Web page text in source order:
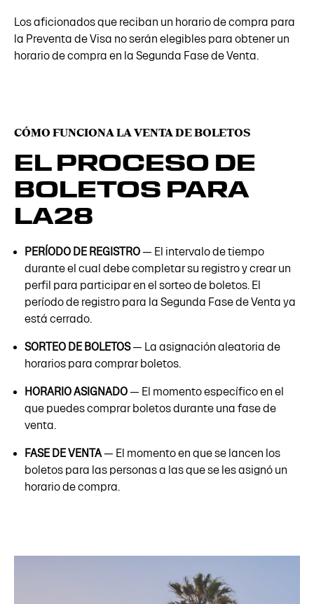
Los aficionados que reciban un horario de compra para
la Preventa de Visa no serán elegibles para obtener un
horario de compra en la Segunda Fase de Venta.
CÓMO FUNCIONA LA VENTA DE BOLETOS
EL PROCESO DE
BOLETOS PARA
LA28
PERÍODO DE REGISTRO— El intervalo de tiempo
durante el cual debe completar su registro y crear un
perfil para participar en el sorteo de boletos. El
período de registro para la Segunda Fase de Venta ya
está cerrado.
SORTEO DE BOLETOS— La asignación aleatoria de
horarios para comprar boletos.
HORARIO ASIGNADO— El momento específico en el
que puedes comprar boletos durante una fase de
venta.
FASE DE VENTA— El momento en que se lancen los
boletos para las personas a las que se les asignó un
horario de compra.